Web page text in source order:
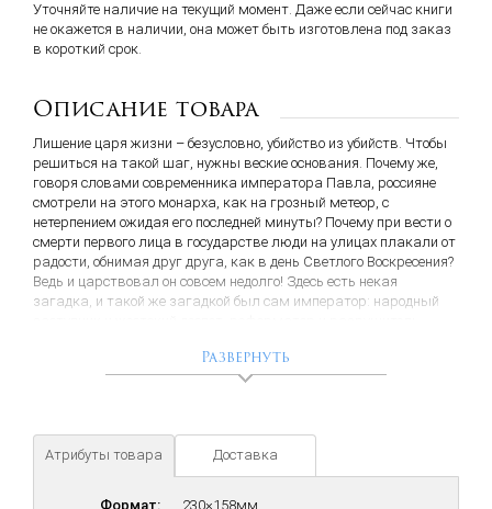
Уточняйте наличие на текущий момент. Даже если сейчас книги
не окажется в наличии, она может быть изготовлена под заказ
в короткий срок.
Описание товара
Лишение царя жизни – безусловно, убийство из убийств. Чтобы
решиться на такой шаг, нужны веские основания. Почему же,
говоря словами современника императора Павла, россияне
смотрели на этого монарха, как на грозный метеор, с
нетерпением ожидая его последней минуты? Почему при вести о
смерти первого лица в государстве люди на улицах плакали от
радости, обнимая друг друга, как в день Светлого Воскресения?
Ведь и царствовал он совсем недолго! Здесь есть некая
загадка, и такой же загадкой был сам император: народный
упрямец и приятный собеседник.Развернуть
Атрибуты товара Доставка
Формат:
230×158мм